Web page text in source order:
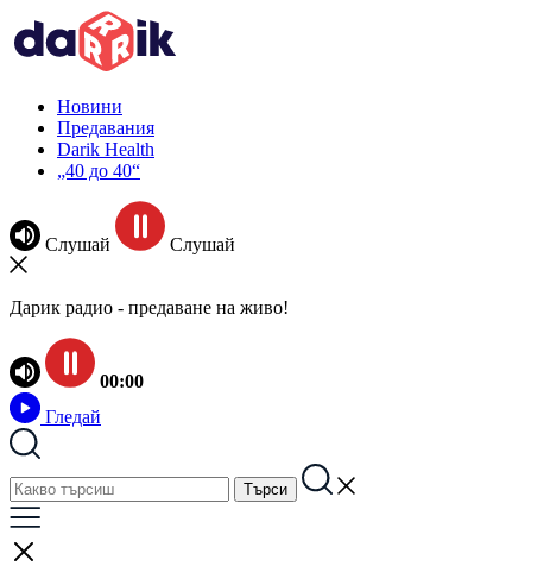
Новини
Предавания
Darik Health
„40 до 40“
Слушай Слушай
Дарик радио - предаване на живо!
00:00
Гледай